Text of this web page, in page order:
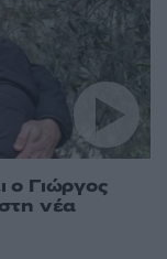
ο Γιώργος
νέα